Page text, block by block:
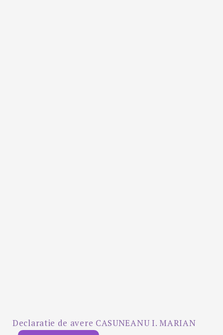
Declaratie de avere CASUNEANU I. MARIAN